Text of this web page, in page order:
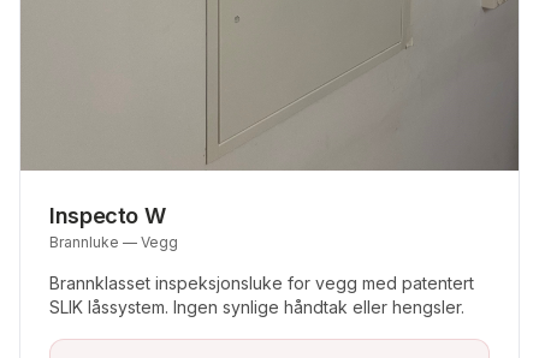
Inspecto W
Brannluke — Vegg
Brannklasset inspeksjonsluke for vegg med patentert
SLIK låssystem. Ingen synlige håndtak eller hengsler.